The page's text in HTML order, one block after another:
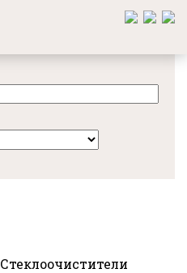
Стеклоочистители